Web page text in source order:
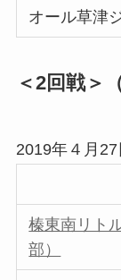
オール草津
＜2回戦＞
2019年４月
榛東南リト
部）